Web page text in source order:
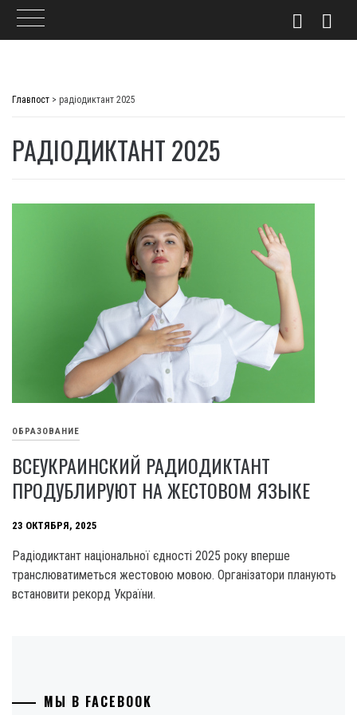
Главпост > радіодиктант 2025
РАДІОДИКТАНТ 2025
ОБРАЗОВАНИЕ
ВСЕУКРАИНСКИЙ РАДИОДИКТАНТ
ПРОДУБЛИРУЮТ НА ЖЕСТОВОМ ЯЗЫКЕ
23 ОКТЯБРЯ, 2025
Радіодиктант національної єдності 2025 року вперше
транслюватиметься жестовою мовою. Організатори планують
встановити рекорд України.
МЫ В FACEBOOK